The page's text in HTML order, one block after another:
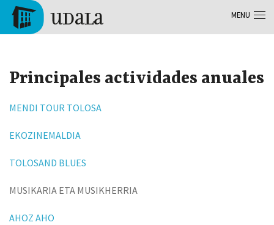
Skip to main content
Principales actividades anuales
MENDI TOUR TOLOSA
EKOZINEMALDIA
TOLOSAND BLUES
MUSIKARIA ETA MUSIKHERRIA
AHOZ AHO
MENU